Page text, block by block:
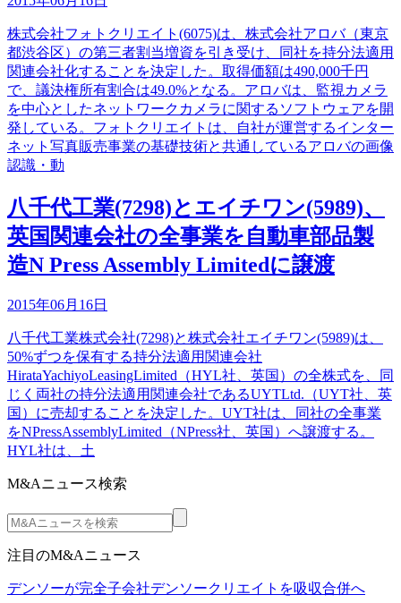
株式会社フォトクリエイト(6075)は、株式会社アロバ（東京
都渋谷区）の第三者割当増資を引き受け、同社を持分法適用
関連会社化することを決定した。取得価額は490,000千円
で、議決権所有割合は49.0%となる。アロバは、監視カメラ
を中心としたネットワークカメラに関するソフトウェアを開
発している。フォトクリエイトは、自社が運営するインター
ネット写真販売事業の基礎技術と共通しているアロバの画像
認識・動
八千代工業(7298)とエイチワン(5989)、
英国関連会社の全事業を自動車部品製
造N Press Assembly Limitedに譲渡
2015年06月16日
八千代工業株式会社(7298)と株式会社エイチワン(5989)は、
50%ずつを保有する持分法適用関連会社
HirataYachiyoLeasingLimited（HYL社、英国）の全株式を、同
じく両社の持分法適用関連会社であるUYTLtd.（UYT社、英
国）に売却することを決定した。UYT社は、同社の全事業
をNPressAssemblyLimited（NPress社、英国）へ譲渡する。
HYL社は、土
M&Aニュース検索
注目のM&Aニュース
デンソーが完全子会社デンソークリエイトを吸収合併へ